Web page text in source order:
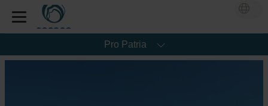
Pro Patria